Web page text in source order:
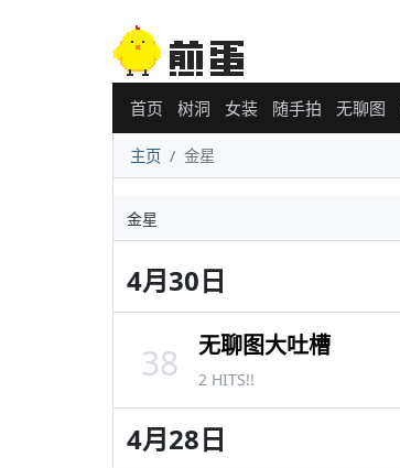
首页 树洞 女装 随手拍 无聊图
主页 金星
金星
4月30日
无聊图大吐槽
2 HITS!!
38
4月28日